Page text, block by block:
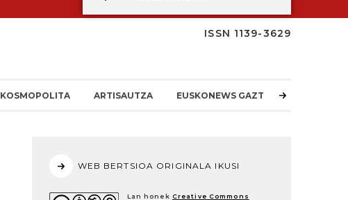
ISSN 1139-3629
KOSMOPOLITA ARTISAUTZA EUSKONEWS GAZTEA
WEB BERTSIOA ORIGINALA IKUSI
Lan honek Creative Commons